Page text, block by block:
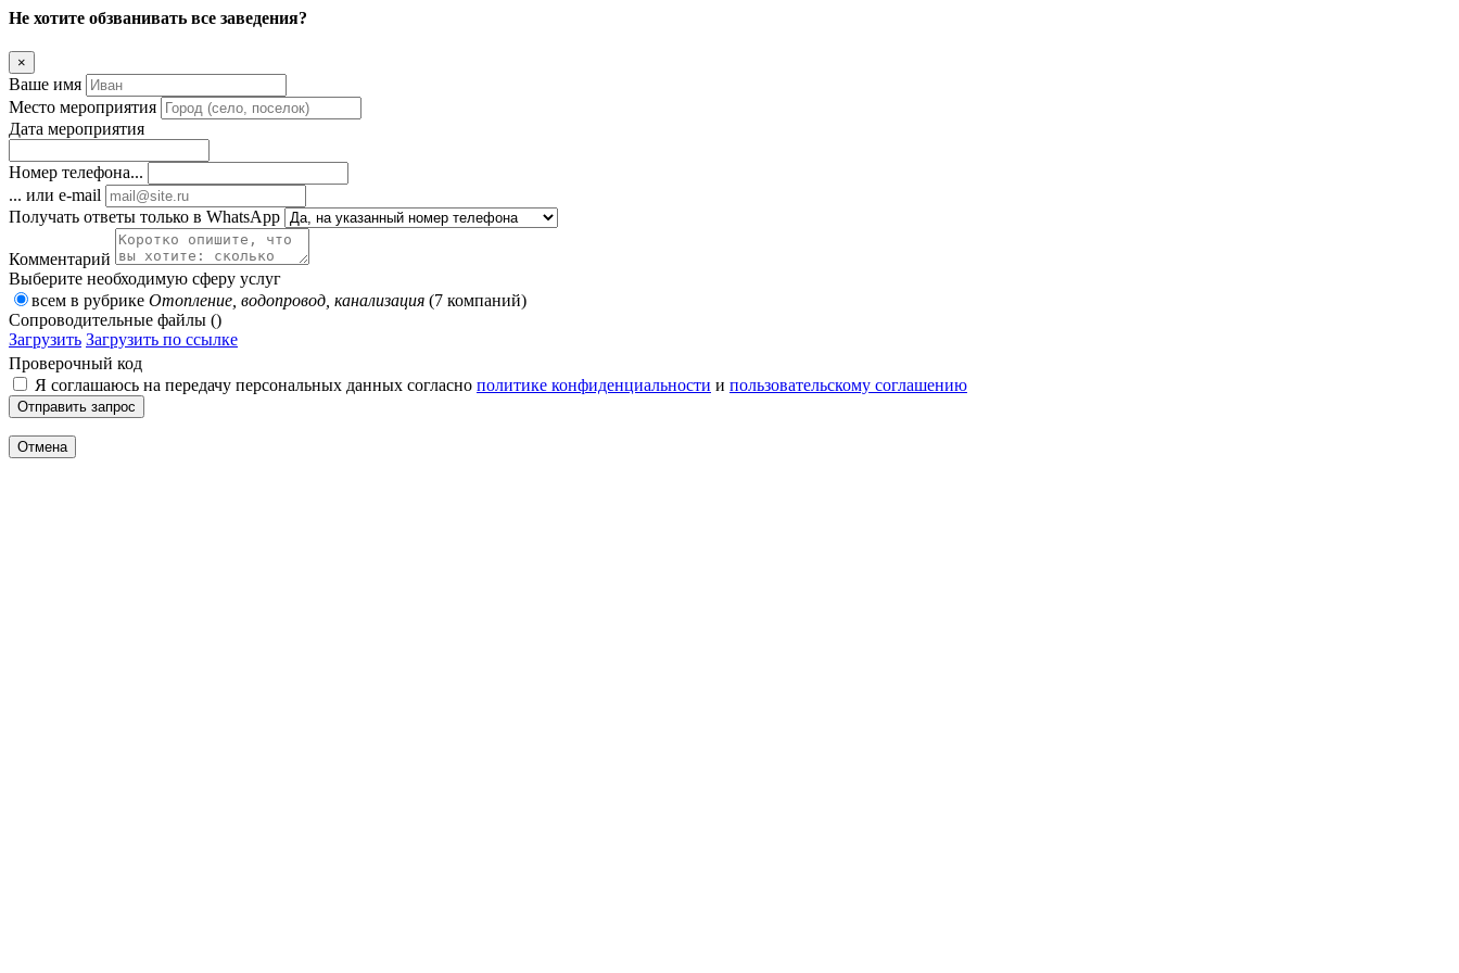
Не хотите обзванивать все заведения?
×
Ваше имя
Место мероприятия
Дата мероприятия
Номер телефона...
... или e-mail
Получать ответы только в WhatsApp
Комментарий
Выберите необходимую сферу услуг
всем в рубрике Отопление, водопровод, канализация (7 компаний)
Сопроводительные файлы ()
Загрузить Загрузить по ссылке
Проверочный код
Я соглашаюсь на передачу персональных данных согласно политике конфиденциальности и пользовательскому соглашению
Отправить запрос
Отмена